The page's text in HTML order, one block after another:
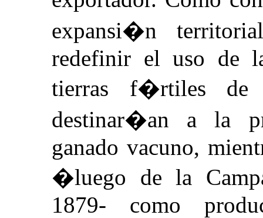
expansi�n
redefinir el uso de
tierras f�rtiles de
destinar�an a la
ganado vacuno,
�luego de la
1879- como